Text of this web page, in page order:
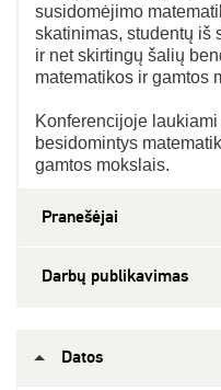
susidomėjimo
skatinimas, studentų iš
ir net skirtingų šalių
matematikos ir gamtos
Konferencijoje
besidomintys
gamtos mokslais.
Pranešėjai
Darbų publikavimas
Datos